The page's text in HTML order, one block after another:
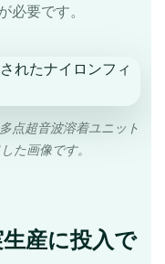
必要です。
点超音波溶着ユニット
た画像です。
産に投入で